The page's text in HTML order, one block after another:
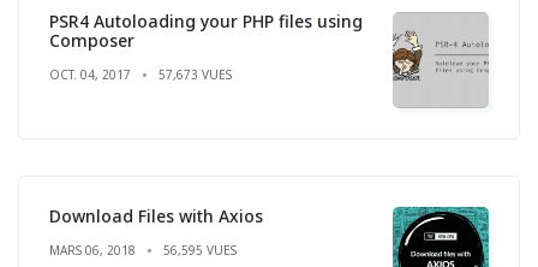
PSR4 Autoloading your PHP files using
Composer
OCT. 04, 2017 57,673 VUES
Download Files with Axios
MARS 06, 2018 56,595 VUES